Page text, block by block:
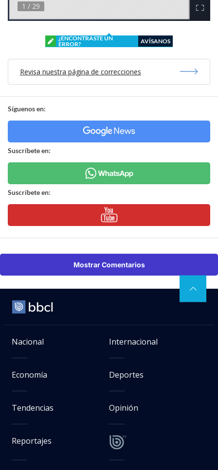
¿ENCONTRASTE UN
ERROR?
AVÍSANOS
Revisa nuestra página de correcciones
Síguenos en:
Suscríbete en:
Suscríbete en:
Mostrar Comentarios
Nacional Internacional
Economía Deportes
Tendencias Opinión
Reportajes